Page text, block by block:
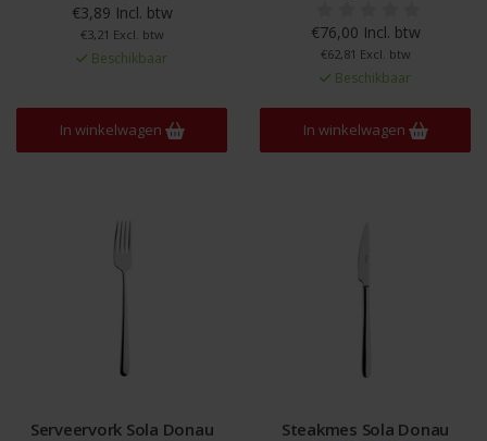
€3,89 Incl. btw
€3,21 Excl. btw
Beschikbaar
In winkelwagen
€76,00 Incl. btw
€62,81 Excl. btw
Beschikbaar
In winkelwagen
Serveervork Sola Donau Steakmes Sola Donau